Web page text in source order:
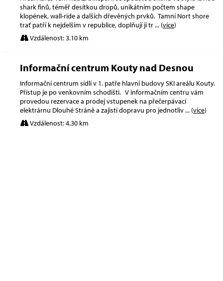
shark finů, téměř desítkou dropů, unikátním počtem shape
klopének, wall-ride a dalších dřevěných prvků. Tamní Nort shore
trať patří k nejdelším v republice, doplňují ji tr... (více)
Vzdálenost: 3.10 km
Informační centrum Kouty nad Desnou
Informační centrum sídlí v 1. patře hlavní budovy SKI areálu Kouty.
Přístup je po venkovním schodišti. V informačním centru vám
provedou rezervace a prodej vstupenek na přečerpávací
elektrárnu Dlouhé Stráně a zajistí dopravu pro jednotliv... (více)
Vzdálenost: 4.30 km